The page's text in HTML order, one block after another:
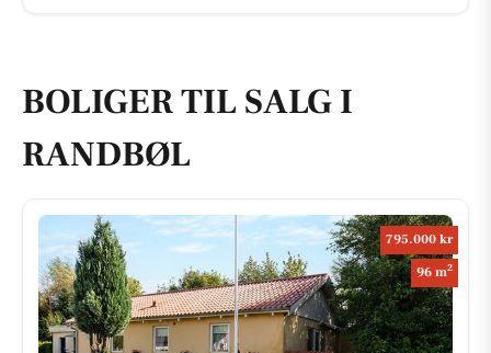
BOLIGER TIL SALG I
RANDBØL
795.000 kr
96 m2